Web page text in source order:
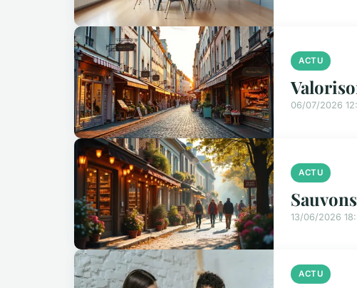
ACTU
06/07/2026
ACTU
13/06/2026
ACTU